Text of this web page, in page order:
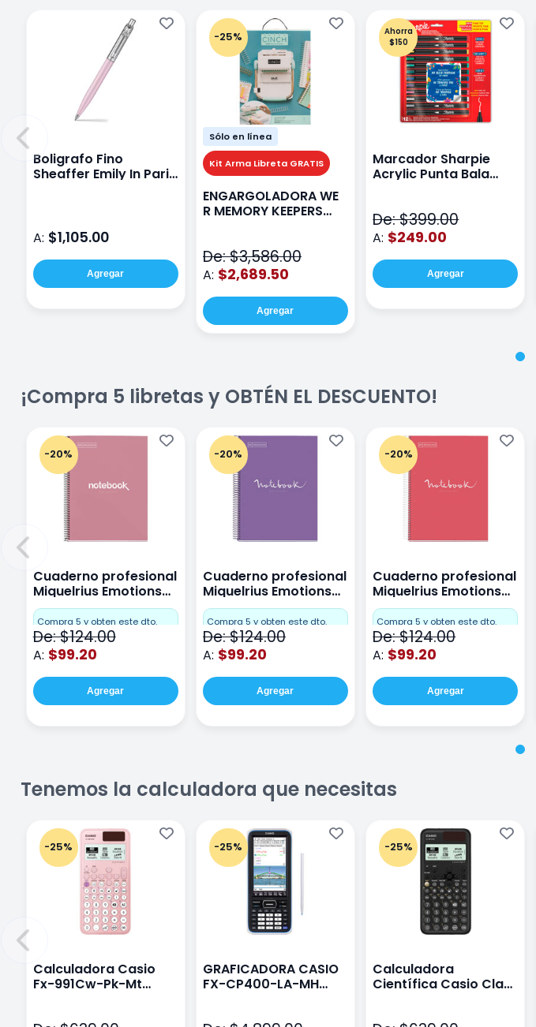
Boligrafo Fino
Sheaffer Emily In Paris
A: $1,105.00
Agregar
-25%
Sólo en línea
Kit Arma Libreta GRATIS
ENGARGOLADORA WE
R MEMORY KEEPERS
De: $3,586.00
A: $2,689.50
Agregar
Ahorra
$150
Marcador Sharpie
Acrylic Punta Bala
De: $399.00
A: $249.00
Agregar
¡Compra 5 libretas y OBTÉN EL DESCUENTO!
-20%
Cuaderno profesional
Miquelrius Emotions
Cuadro Chico 80
hojas Rosa
Compra 5 y obten este dto.
De: $124.00
A: $99.20
Agregar
-20%
Cuaderno profesional
Miquelrius Emotions
raya 80 hojas Purpura
Compra 5 y obten este dto.
De: $124.00
A: $99.20
Agregar
-20%
Cuaderno profesional
Miquelrius Emotions
raya 80 hojas Coral
Compra 5 y obten este dto.
De: $124.00
A: $99.20
Agregar
Tenemos la calculadora que necesitas
-25%
Calculadora Casio
Fx-991Cw-Pk-Mt
-25%
GRAFICADORA CASIO
FX-CP400-LA-MH
-25%
Calculadora
Científica Casio Class